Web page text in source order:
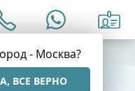
- Москва?
ВСЕ ВЕРНО